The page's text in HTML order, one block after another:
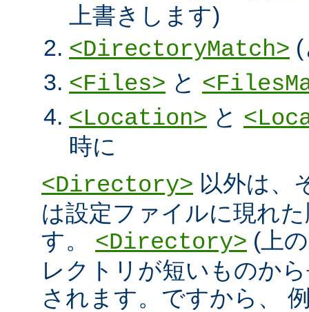
上書きします)
<DirectoryMatch>
<Files> と
<Location> と
時に
<Directory> 以外は、
は設定ファイルに現れ
す。 <Directory> (上
レクトリが短いものか
されます。ですから、